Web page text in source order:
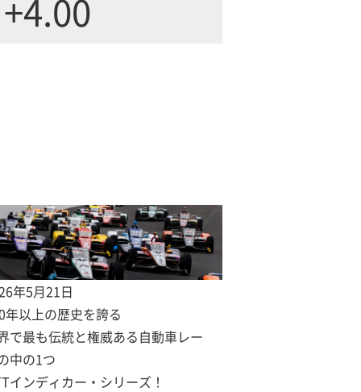
+4.00
年5月21日
年以上の歴史を誇る
で最も伝統と権威ある自動車レー
中の1つ
インディカー・シリーズ！